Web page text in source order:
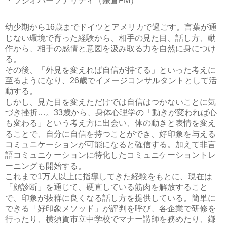
幼少期から16歳までドイツとアメリカで過ごす。言葉が通
じない環境で育った経験から、相手の見た目、話し方、動
作から、相手の感情と意図を汲み取る力を自然に身につけ
る。
その後、「外見を変えれば自信が持てる」といった考えに
至るようになり、26歳でイメージコンサルタントとして活
動する。
しかし、見た目を変えただけでは自信はつかないことに気
づき挫折…。33歳から、身体心理学の「動きが変われば心
も変わる」という考え方に出会い、体の動きと表情を変え
ることで、自分に自信を持つことができ、好印象を与える
コミュニケーションが可能になると確信する。加えて非言
語コミュニケーションに特化したコミュニケーショントレ
ーニングも開始する。
これまで1万人以上に指導してきた経験をもとに、現在は
「顔診断」を通じて、硬直している筋肉を解放すること
で、印象が抜群に良くなる話し方を提供している。簡単に
できる「好印象メソッド」が評判を呼び、各企業で研修を
行ったり、横須賀市立中学校でマナー講師を務めたり、鎌